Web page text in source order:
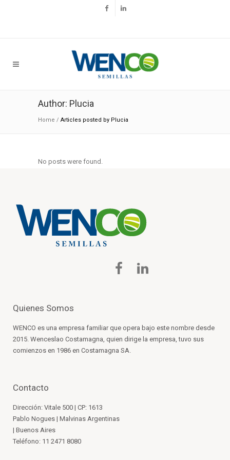
Author: Plucia
Home / Articles posted by Plucia
No posts were found.
Quienes Somos
WENCO es una empresa familiar que opera bajo este nombre desde
2015. Wenceslao Costamagna, quien dirige la empresa, tuvo sus
comienzos en 1986 en Costamagna SA.
Contacto
Dirección: Vitale 500 | CP: 1613
Pablo Nogues | Malvinas Argentinas
| Buenos Aires
Teléfono: 11 2471 8080